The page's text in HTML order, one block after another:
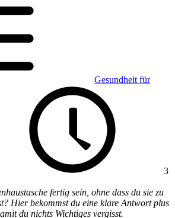
Gesundheit für
3
fertig sein, ohne dass du sie zu
Hier bekommst du eine klare Antwort plus
du nichts Wichtiges vergisst.